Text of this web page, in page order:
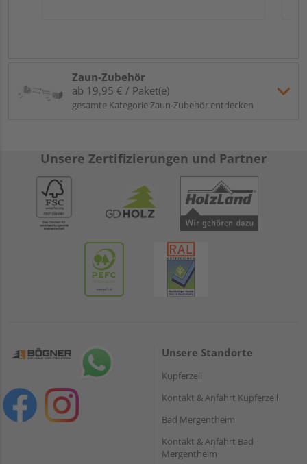
Zaun-Zubehör
ab 19,95 € / Paket(e)
gesamte Kategorie Zaun-Zubehör entdecken
Unsere Zertifizierungen und Partner
Unsere Standorte
Kupferzell
Kontakt & Anfahrt Kupferzell
Bad Mergentheim
Kontakt & Anfahrt Bad
Mergentheim